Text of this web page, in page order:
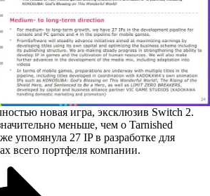
новая игра, эксклюзив Switch 2.
меньше, чем о Tarnished
упомянула 27 IP в разработке для
всего портфеля компании.